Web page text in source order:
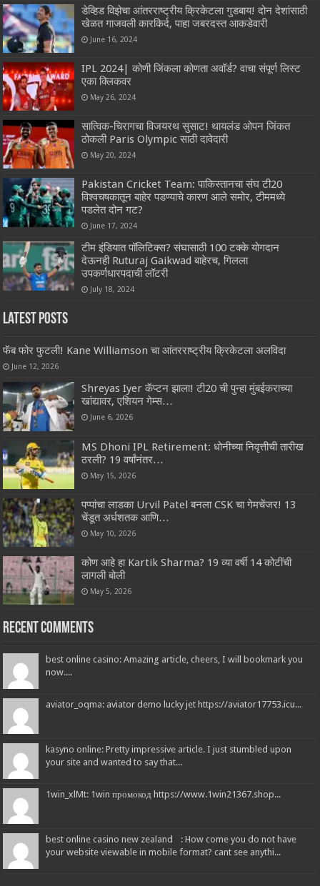
डेव्हिड विझेचा आंतरराष्ट्रीय क्रिकेटला गुडबाय! दोन देशांसाठी
खेळत गाजवली कारकिर्द, पाहा जबरदस्त आकडेवारी
June 16, 2024
IPL 2024| कोणी जिंकला कोणता अवॉर्ड? वाचा संपूर्ण लिस्ट
एका क्लिकवर
May 26, 2024
सात्विक-चिरागचा विजयरथ सुसाट! थायलंड ओपन जिंकत
ठोकली Paris Olympic साठी दावेदारी
May 20, 2024
Pakistan Cricket Team: पाकिस्तानचा संघ टी20
विश्वचषकातून बाहेर पडण्याचे कारण आले समोर, टीममध्ये
पडलेत दोन गट?
June 17, 2024
टीम इंडियात पॉलिटिक्स? संघासाठी 100 टक्के योगदान
देऊनही Ruturaj Gaikwad बाहेरच, गिलला
उपकर्णधारपदाची लॉटरी
July 18, 2024
Latest Posts
फॅब फोर फुटली! Kane Williamson चा आंतरराष्ट्रीय क्रिकेटला अलविदा
June 12, 2026
Shreyas Iyer कॅप्टन झाला! टी20 ची पुन्हा मुंबईकराच्या
खांद्यावर, एशियन गेम्स…
June 6, 2026
MS Dhoni IPL Retirement: धोनीच्या निवृत्तीची तारीख
ठरली? 19 वर्षांनंतर…
May 15, 2026
पप्पांचा लाडका Urvil Patel बनला CSK चा गेमचेंजर! 13
चेंडूत अर्धशतक आणि…
May 10, 2026
कोण आहे हा Kartik Sharma? 19 व्या वर्षी 14 कोटींची
लागली बोली
May 5, 2026
Recent Comments
best online casino: Amazing article, cheers, I will bookmark you
now....
aviator_oqma: aviator demo lucky jet https://aviator17753.icu...
kasyno online: Pretty impressive article. I just stumbled upon
your site and wanted to say that...
1win_xlMt: 1win промокод https://www.1win21367.shop...
best online casino new zealand : How come you do not have
your website viewable in mobile format? cant see anythi...